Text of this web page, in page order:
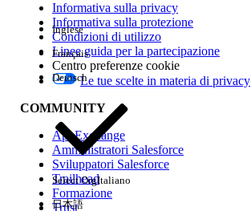
Edition
Esperienza
Informativa sulla privacy
Informativa sulla protezione
Condizioni di utilizzo
Linee guida per la partecipazione
Centro preferenze cookie
Le tue scelte in materia di privacy
COMMUNITY
AppExchange
Amministratori Salesforce
Sviluppatori Salesforce
Trailhead
Formazione
Trust
Inglese
Français
Deutsch
Select OrgItaliano
日本語